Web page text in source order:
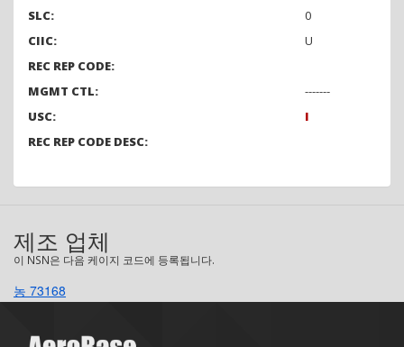
SLC:
0
CIIC:
U
REC REP CODE:
MGMT CTL:
-------
USC:
I
REC REP CODE DESC:
제조 업체
이 NSN은 다음 케이지 코드에 등록됩니다.
농 73168